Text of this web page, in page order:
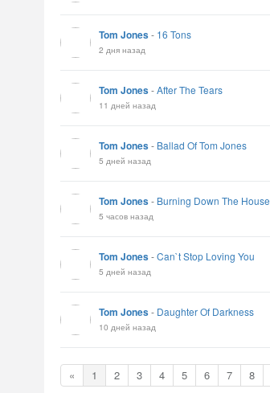
Tom Jones- 16 Tons
2 дня назад
Tom Jones-After The Tears
11 дней назад
Tom Jones- Ballad Of Tom Jones
5 дней назад
Tom Jones- Burning Down The House
5 часов назад
Tom Jones-Can`t Stop Loving You
5 дней назад
Tom Jones- Daughter Of Darkness
10 дней назад
« 1 2 3 4 5 6 7 8